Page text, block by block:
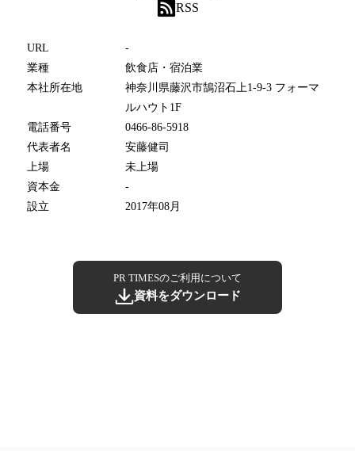
RSS
URL
-
業種
飲食店・宿泊業
本社所在地
神奈川県藤沢市鵠沼石上1-9-3 フォーマ
ルハウト1F
電話番号
0466-86-5918
代表者名
安藤健司
上場
未上場
資本金
-
設立
2017年08月
PR TIMESのご利用について
資料をダウンロード